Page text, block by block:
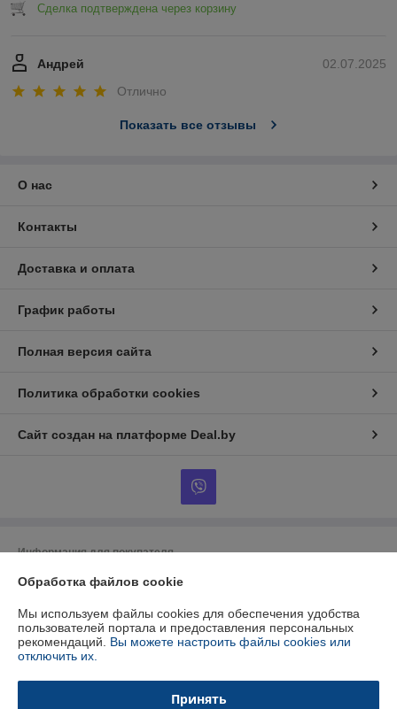
Сделка подтверждена через корзину
02.07.2025
Андрей
Отлично
Показать все отзывы
О нас
Контакты
Доставка и оплата
График работы
Полная версия сайта
Политика обработки cookies
Сайт создан на платформе Deal.by
Информация для покупателя
Юридическое лицо:ООО "БУРАН-Техно"
Регистрационный номер ЕГР: 192412723
УНП: 192412723
Регистрационный орган: Минский горисполком
Дата регистрации компании: 26.01.2015
Обработка файлов cookie
Мы используем файлы cookies для обеспечения удобства
пользователей портала и предоставления персональных
рекомендаций. Вы можете настроить файлы cookies или
отключить их.
Принять